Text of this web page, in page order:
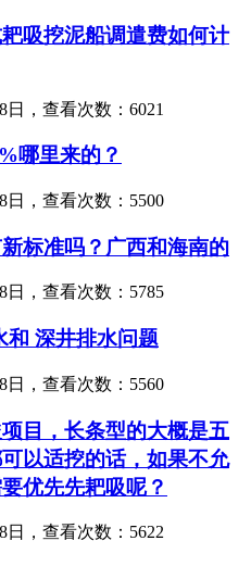
吸挖泥船调遣费如何计
日，查看次数：6021
哪里来的？
日，查看次数：5500
标准吗？广西和海南的
日，查看次数：5785
和 深井排水问题
日，查看次数：5560
目，长条型的大概是五
以适挖的话，如果不允
优先先耙吸呢？
日，查看次数：5622